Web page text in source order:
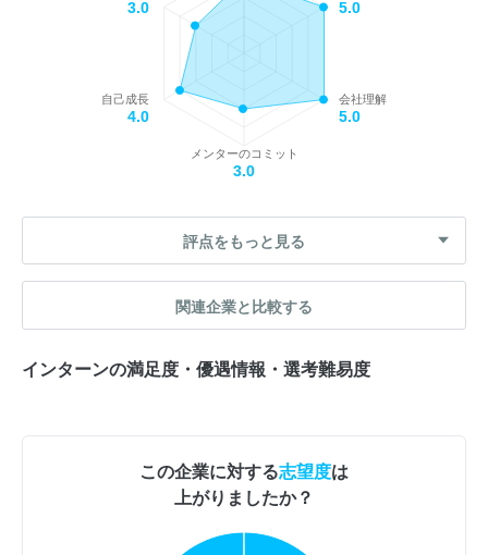
5.0
会社理解
5.0
メンターのコミット
3.0
自己成長
4.0
3.0
評点をもっと見る
関連企業と比較する
インターンの満足度・優遇情報・選考難易度
この企業に対する志望度は
上がりましたか？